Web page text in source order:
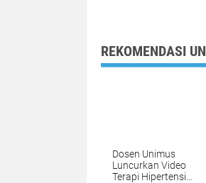
REKOMENDASI
Dosen Unimus
Luncurkan Video
Terapi Hipertensi